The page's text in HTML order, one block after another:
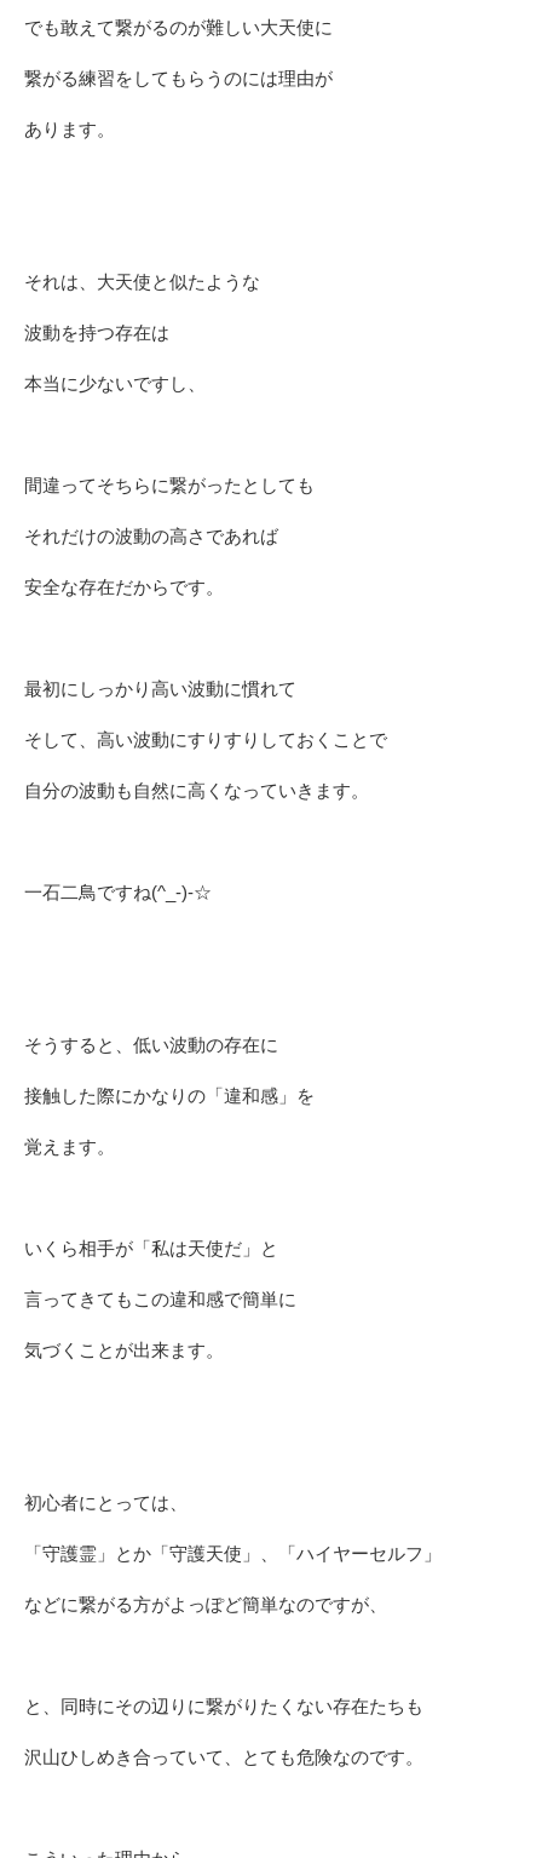
でも敢えて繋がるのが難しい大天使に
繋がる練習をしてもらうのには理由が
あります。
それは、大天使と似たような
波動を持つ存在は
本当に少ないですし、
間違ってそちらに繋がったとしても
それだけの波動の高さであれば
安全な存在だからです。
最初にしっかり高い波動に慣れて
そして、高い波動にすりすりしておくことで
自分の波動も自然に高くなっていきます。
一石二鳥ですね(^_-)-☆
そうすると、低い波動の存在に
接触した際にかなりの「違和感」を
覚えます。
いくら相手が「私は天使だ」と
言ってきてもこの違和感で簡単に
気づくことが出来ます。
初心者にとっては、
「守護霊」とか「守護天使」、「ハイヤーセルフ」
などに繋がる方がよっぽど簡単なのですが、
と、同時にその辺りに繋がりたくない存在たちも
沢山ひしめき合っていて、とても危険なのです。